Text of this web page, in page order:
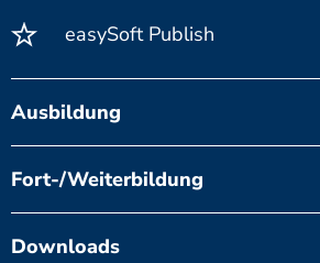
easySoft Publish
Ausbildung
Fort-/Weiterbildung
Downloads